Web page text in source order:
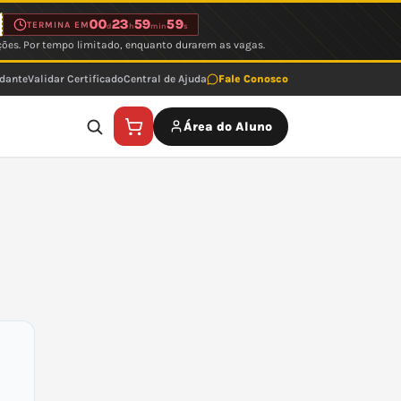
TERMINA EM00d23 h59min59s
Por tempo limitado, enquanto durarem as vagas.
Validar CertificadoCentral de Ajuda Fale Conosco
Área do Aluno